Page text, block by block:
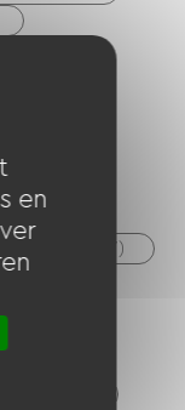
(ANCV)
en